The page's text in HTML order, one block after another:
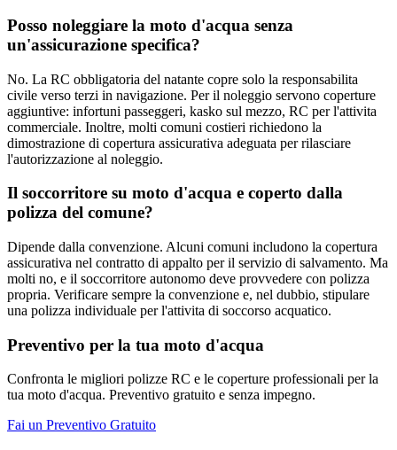
Posso noleggiare la moto d'acqua senza
un'assicurazione specifica?
No. La RC obbligatoria del natante copre solo la responsabilita
civile verso terzi in navigazione. Per il noleggio servono coperture
aggiuntive: infortuni passeggeri, kasko sul mezzo, RC per l'attivita
commerciale. Inoltre, molti comuni costieri richiedono la
dimostrazione di copertura assicurativa adeguata per rilasciare
l'autorizzazione al noleggio.
Il soccorritore su moto d'acqua e coperto dalla
polizza del comune?
Dipende dalla convenzione. Alcuni comuni includono la copertura
assicurativa nel contratto di appalto per il servizio di salvamento. Ma
molti no, e il soccorritore autonomo deve provvedere con polizza
propria. Verificare sempre la convenzione e, nel dubbio, stipulare
una polizza individuale per l'attivita di soccorso acquatico.
Preventivo per la tua moto d'acqua
Confronta le migliori polizze RC e le coperture professionali per la
tua moto d'acqua. Preventivo gratuito e senza impegno.
Fai un Preventivo Gratuito